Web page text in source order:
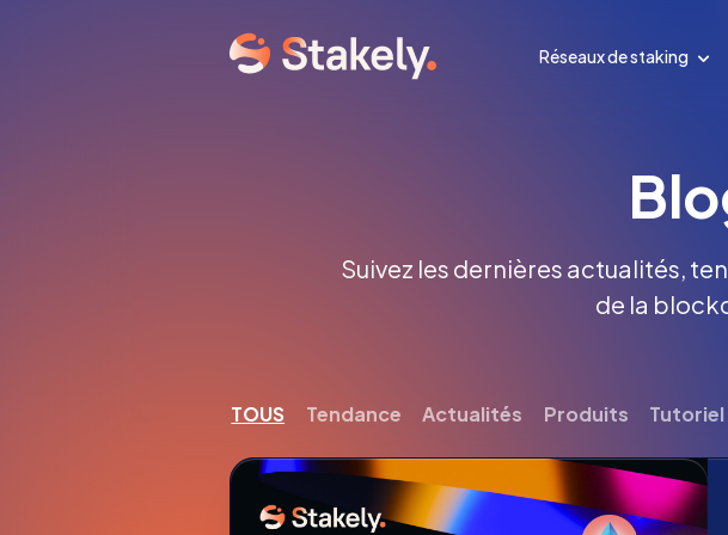
Réseaux de staking
Suivez les dernières actualités,
de la
TOUS Tendance Actualités Produits Tutoriel